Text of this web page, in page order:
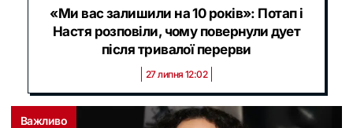
«Ми вас залишили на 10 років»: Потап і
Настя розповіли, чому повернули дует
після тривалої перерви
27 липня 12:02
Важливо